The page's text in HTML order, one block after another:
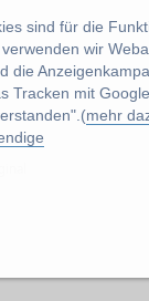
sind für die
wir
die
Tracken mit
mehr